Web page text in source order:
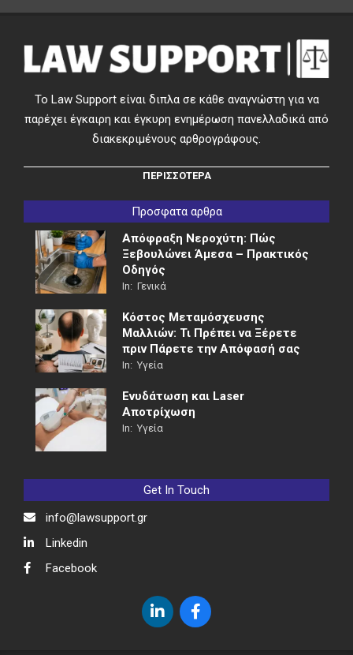
Το Law Support είναι διπλα σε κάθε αναγνώστη για να
παρέχει έγκαιρη και έγκυρη ενημέρωση πανελλαδικά από
διακεκριμένους αρθρογράφους.
ΠΕΡΙΣΣΟΤΕΡΑ
Προσφατα αρθρα
Απόφραξη Νεροχύτη: Πώς
Ξεβουλώνει Άμεσα – Πρακτικός
Οδηγός
In: Γενικά
Κόστος Μεταμόσχευσης
Μαλλιών: Τι Πρέπει να Ξέρετε
πριν Πάρετε την Απόφασή σας
In: Υγεία
Ενυδάτωση και Laser
Αποτρίχωση
In: Υγεία
Get In Touch
info@lawsupport.gr
Linkedin
Facebook